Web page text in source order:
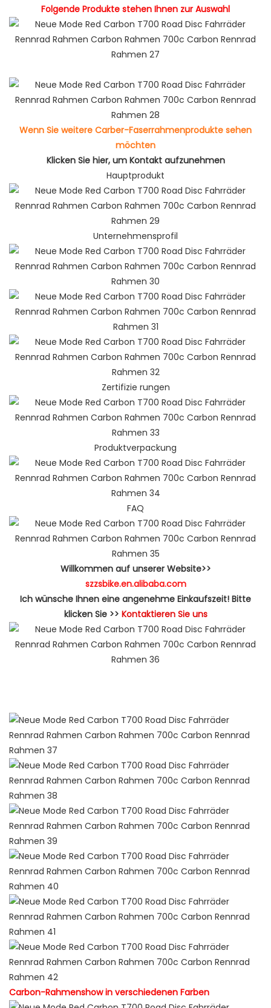
Folgende Produkte stehen Ihnen zur Auswahl
Wenn Sie weitere Carber-Faserrahmenprodukte sehen
möchten
Klicken Sie hier, um Kontakt aufzunehmen
Hauptprodukt
Unternehmensprofil
Zertifizie rungen
Produktverpackung
FAQ
Willkommen auf unserer Website>>
szzsbike.en.alibaba.com
Ich wünsche Ihnen eine angenehme Einkaufszeit! Bitte
klicken Sie >> Kontaktieren Sie uns
Carbon-Rahmenshow in verschiedenen Farben